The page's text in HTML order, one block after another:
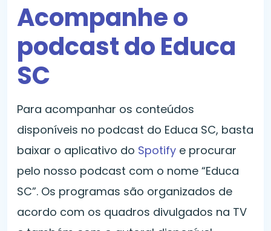
Acompanhe o
podcast do Educa
SC
Para acompanhar os conteúdos
disponíveis no podcast do Educa SC, basta
baixar o aplicativo do Spotify e procurar
pelo nosso podcast com o nome “Educa
SC”. Os programas são organizados de
acordo com os quadros divulgados na TV